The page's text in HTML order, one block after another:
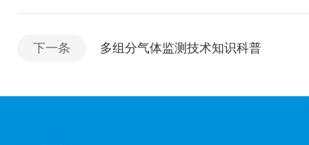
下一条 多组分气体监测技术知识科普